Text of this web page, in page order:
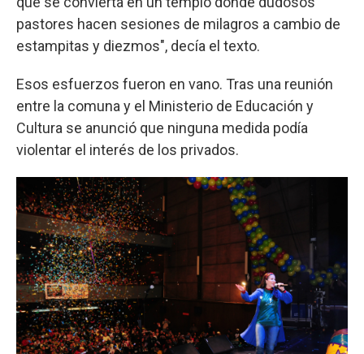
pastores hacen sesiones de milagros a cambio de
estampitas y diezmos", decía el texto.
Esos esfuerzos fueron en vano. Tras una reunión
entre la comuna y el Ministerio de Educación y
Cultura se anunció que ninguna medida podía
violentar el interés de los privados.